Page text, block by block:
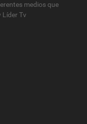
medios que
Líder Tv